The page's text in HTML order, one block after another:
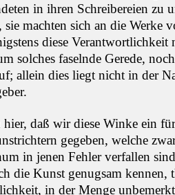
in ihren Schreibereien zu
sie machten sich an die
diese
solches faselnde Gerede,
allein dies liegt nicht in der
daß wir diese Winke ein
gegeben, welche
in jenen Fehler verfallen
die Kunst genugsam kennen,
in der Menge